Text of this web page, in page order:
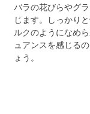
バラの花びらやグ
じます。しっかり
ルクのようになめ
ュアンスを感じる
ょう。